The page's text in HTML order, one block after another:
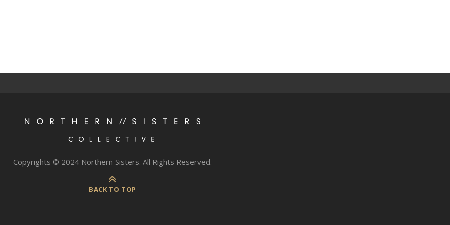
Copyrights © 2024 Northern Sisters. All Rights Reserved.
BACK TO TOP